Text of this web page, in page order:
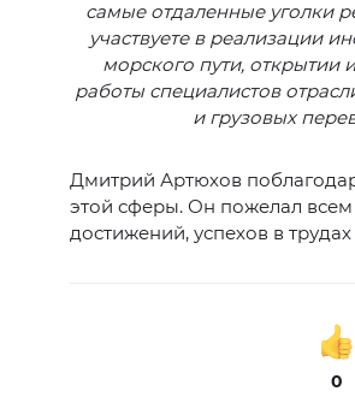
самые отдаленные уголки
участвуете в реализации
морского пути, открытии
работы специалистов
и грузовых
Дмитрий Артюхов
этой сферы. Он пожелал всем
достижений, успехов в
0